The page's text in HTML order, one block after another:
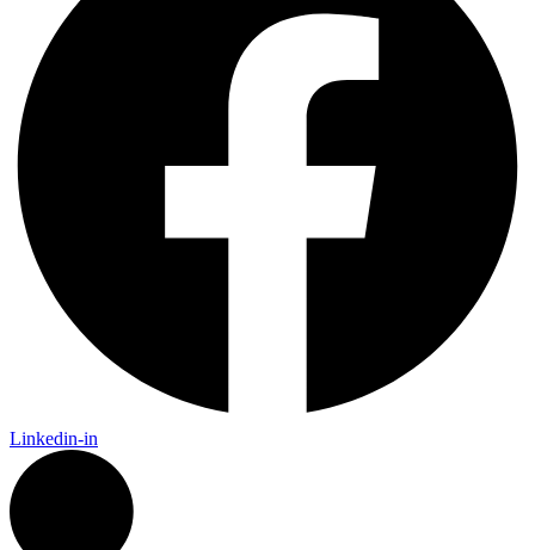
Linkedin-in